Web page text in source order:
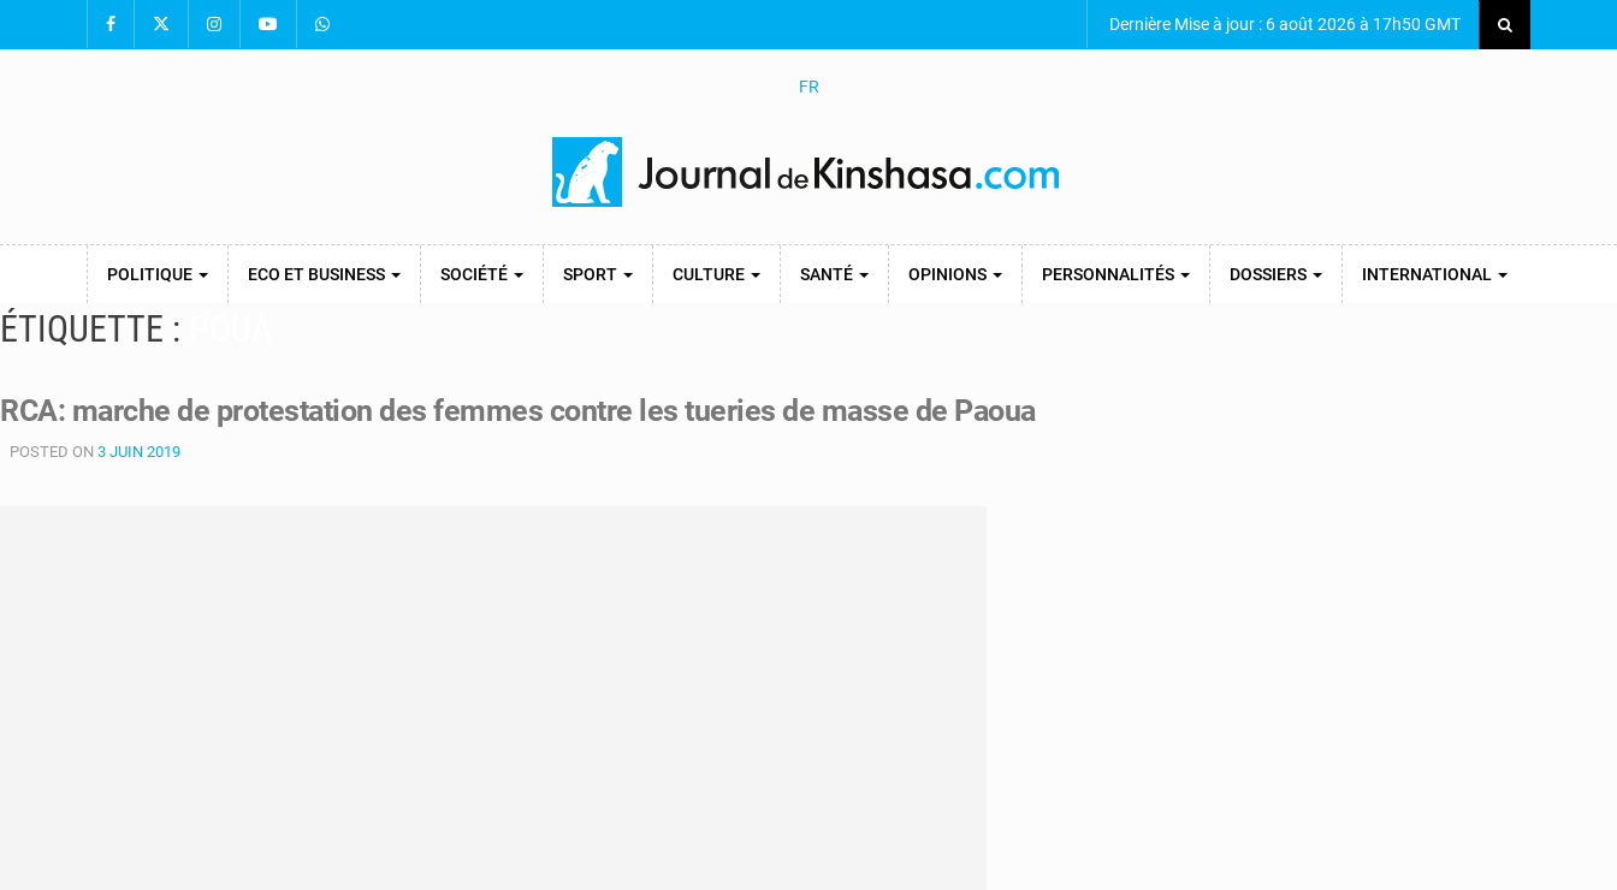
Dernière Mise à jour : 6 août 2026 à 17h50 GMT
FR
POLITIQUE ECO ET BUSINESS SOCIÉTÉ SPORT CULTURE SANTÉ OPINIONS PERSONNALITÉS DOSSIERS INTERNATIONAL
ÉTIQUETTE :
RCA: marche de protestation des femmes contre les tueries de masse de Paoua
POSTED ON 3 JUIN 2019